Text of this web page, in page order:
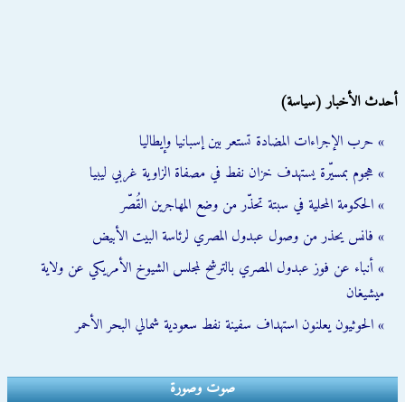
أحدث الأخبار (سياسة)
» حرب الإجراءات المضادة تستعر بين إسبانيا وإيطاليا
» هجوم بمسيّرة يستهدف خزان نفط في مصفاة الزاوية غربي ليبيا
» الحكومة المحلية في سبتة تحذّر من وضع المهاجرين القُصّر
» فانس يحذر من وصول عبدول المصري لرئاسة البيت الأبيض
» أنباء عن فوز عبدول المصري بالترشح لمجلس الشيوخ الأمريكي عن ولاية
ميشيغان
» الحوثيون يعلنون استهداف سفينة نفط سعودية شمالي البحر الأحمر
صوت وصورة